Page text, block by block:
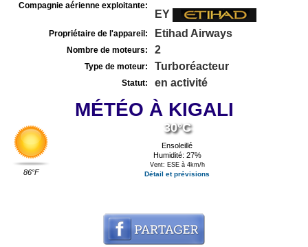
Compagnie aérienne exploitante:
EY
Propriétaire de l'appareil: Etihad Airways
Nombre de moteurs: 2
Type de moteur: Turboréacteur
Statut: en activité
MÉTÉO À KIGALI
86°F
30°C
Ensoleillé
Humidité: 27%
Vent: ESE à 4km/h
Détail et prévisions